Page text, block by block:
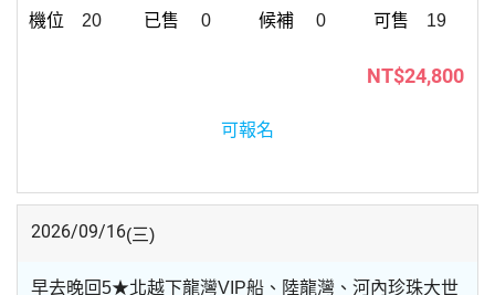
20 0 0 19
NT$24,800
可報名
2026/09/16(三)
早去晚回5★北越下龍灣VIP船、陸龍灣、河內珍珠大世